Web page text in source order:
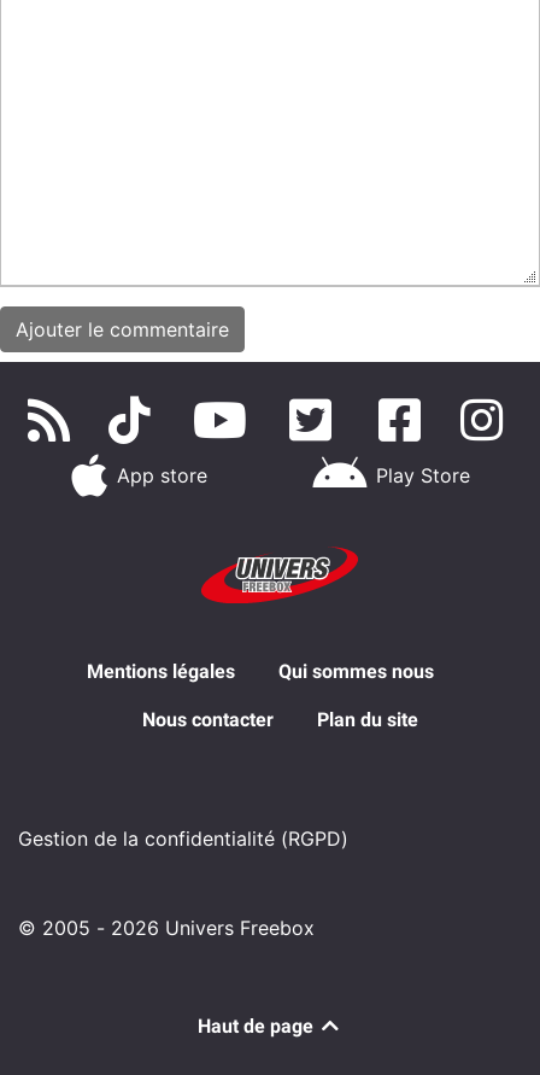
App store Play Store
Mentions légales Qui sommes nous
Nous contacter Plan du site
Gestion de la confidentialité (RGPD)
© 2005 - 2026 Univers Freebox
Haut de page